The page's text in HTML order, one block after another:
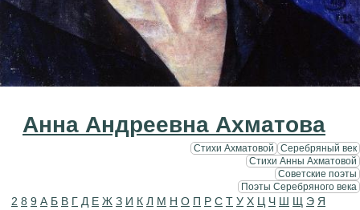
Анна Андреевна Ахматова
Серебряный век
Стихи Ахматовой
Стихи Анны Ахматовой
Советские поэты
Поэты Серебряного века
2 8 9 А Б В Г Д Е Ж З И К Л М Н О П Р С Т У Х Ц Ч Ш Щ Э Я